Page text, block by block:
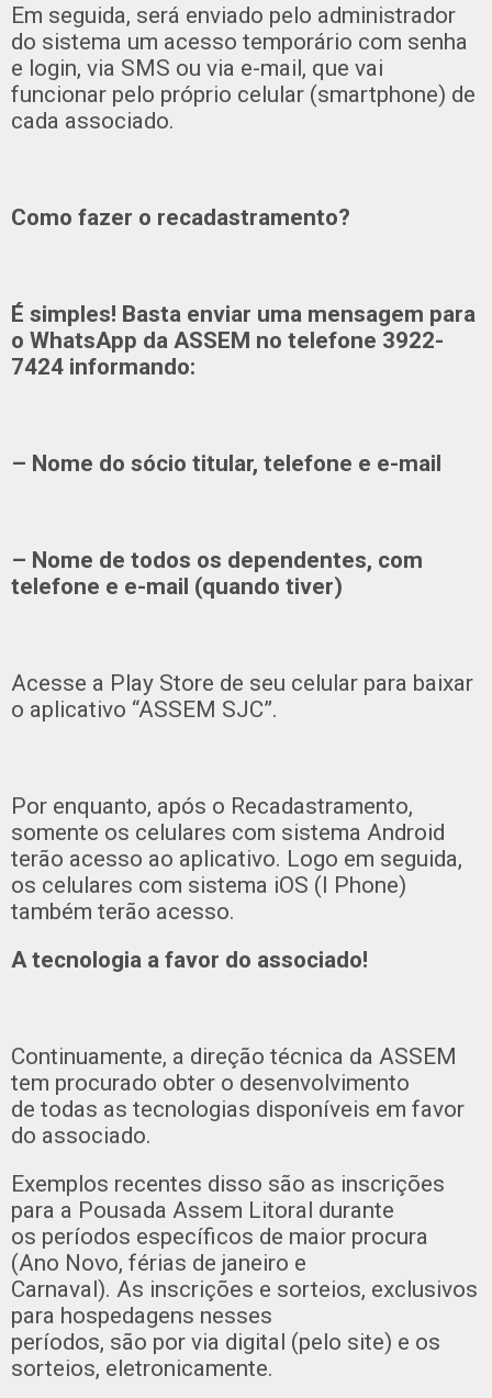
Em seguida, será enviado pelo administrador
do sistema um acesso temporário com senha
e login, via SMS ou via e-mail, que vai
funcionar pelo próprio celular (smartphone) de
cada associado.
Como fazer o recadastramento?
É simples! Basta enviar uma mensagem para
o WhatsApp da ASSEM no telefone 3922-
7424 informando:
– Nome do sócio titular, telefone e e-mail
– Nome de todos os dependentes, com
telefone e e-mail (quando tiver)
Acesse a Play Store de seu celular para baixar
o aplicativo “ASSEM SJC”.
Por enquanto, após o Recadastramento,
somente os celulares com sistema Android
terão acesso ao aplicativo. Logo em seguida,
os celulares com sistema iOS (I Phone)
também terão acesso.
A tecnologia a favor do associado!
Continuamente, a direção técnica da ASSEM
tem procurado obter o desenvolvimento
de todas as tecnologias disponíveis em favor
do associado.
Exemplos recentes disso são as inscrições
para a Pousada Assem Litoral durante
os períodos específicos de maior procura
(Ano Novo, férias de janeiro e
Carnaval). As inscrições e sorteios, exclusivos
para hospedagens nesses
períodos, são por via digital (pelo site) e os
sorteios, eletronicamente.